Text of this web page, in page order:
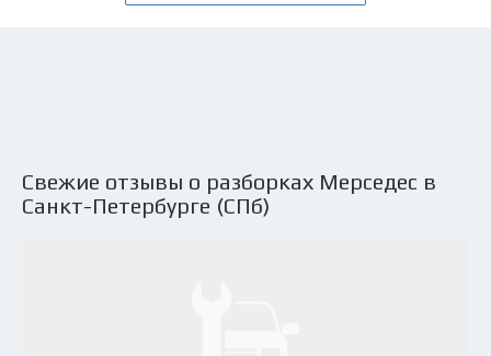
Свежие отзывы о разборках Мерседес в
Санкт-Петербурге (СПб)